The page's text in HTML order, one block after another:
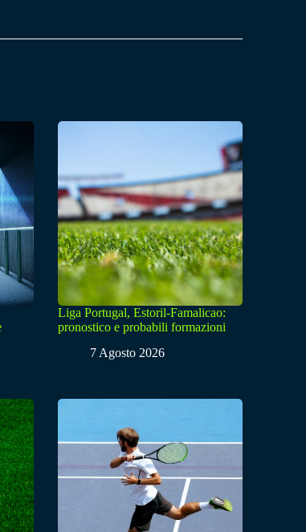
Liga Portugal, Estoril-Famalicao:
pronostico e probabili formazioni
7 Agosto 2026